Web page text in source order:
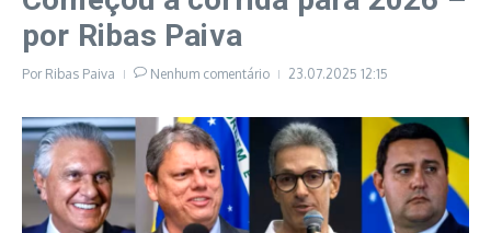
por Ribas Paiva
Por Ribas Paiva Nenhum comentário 23.07.2025 12:15